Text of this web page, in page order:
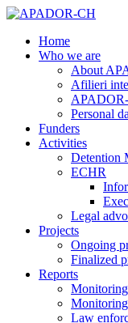
Home
Who we are
About
Afilieri
Personal
Funders
Activities
Detention
ECHR
Legal
Projects
Ongoing
Finalized
Reports
Law